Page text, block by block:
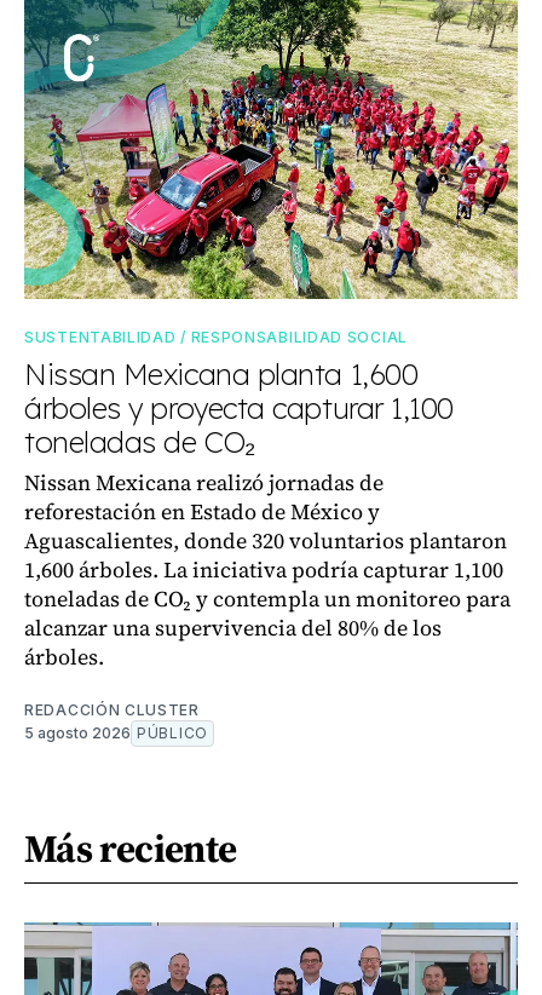
SUSTENTABILIDAD / RESPONSABILIDAD SOCIAL
Nissan Mexicana planta 1,600
árboles y proyecta capturar 1,100
toneladas de CO₂
Nissan Mexicana realizó jornadas de
reforestación en Estado de México y
Aguascalientes, donde 320 voluntarios plantaron
1,600 árboles. La iniciativa podría capturar 1,100
toneladas de CO₂ y contempla un monitoreo para
alcanzar una supervivencia del 80% de los
árboles.
REDACCIÓN CLUSTER
5 agosto 2026 PÚBLICO
Más reciente